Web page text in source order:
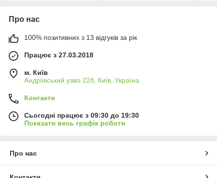
Про нас
100% позитивних з 13 відгуків за рік
Працює з 27.03.2018
м. Київ
Андріївський узвіз 22б, Київ, Україна
Контакти
Сьогодні працює з 09:30 до 19:30
Показати весь графік роботи
Про нас